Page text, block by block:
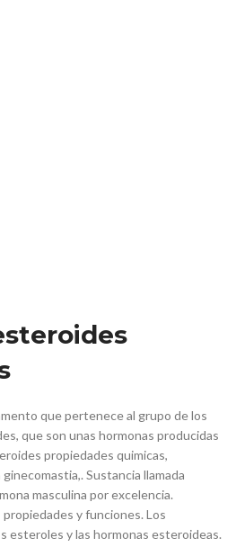
que pertenece al grupo de los
que son unas hormonas producidas
propiedades quimicas,
Sustancia llamada
masculina por excelencia.
y funciones. Los
esteroles y las hormonas esteroideas.